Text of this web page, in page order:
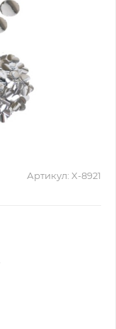
Артикул: X-8921